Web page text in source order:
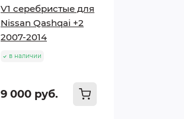
V1 серебристые для
Nissan Qashqai +2
2007-2014
в наличии
9 000 руб.